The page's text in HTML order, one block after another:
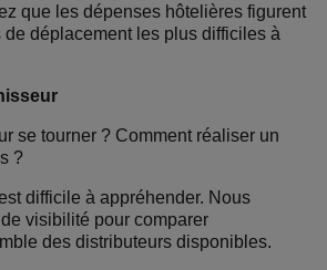
que les dépenses hôtelières figurent
déplacement les plus difficiles à
se tourner ? Comment réaliser un
?
difficile à appréhender. Nous
visibilité pour comparer
des distributeurs disponibles.